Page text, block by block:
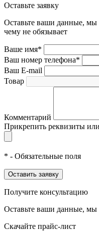
Оставьте заявку
Оставьте ваши данные,
чему не обязывает
Ваше имя*
Ваш номер телефона*
Ваш E-mail
Товар
Комментарий
Прикрепить реквизиты
* - Обязательные поля
Оставить заявку
Получите консультацию
Оставьте ваши данные,
Скачайте прайс-лист